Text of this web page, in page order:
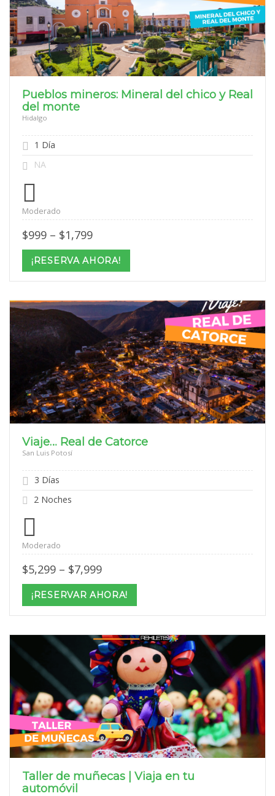
Pueblos mineros: Mineral del chico y Real
del monte
Hidalgo
1 Día
NA
Moderado
$999 – $1,799Price
$999
through
$1,799
¡RESERVA AHORA!
Viaje… Real de Catorce
San Luis Potosí
3 Días
2 Noches
Moderado
$5,299 – $7,999Price
$5,299
through
$7,999
¡RESERVAR AHORA!
Taller de muñecas | Viaja en tu
automóvil